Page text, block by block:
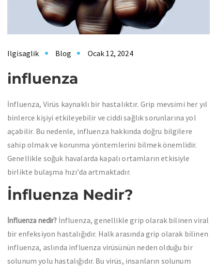
Ilgisaglik Blog Ocak 12, 2024
influenza
İnfluenza, Virüs kaynaklı bir hastalıktır. Grip mevsimi her yıl
binlerce kişiyi etkileyebilir ve ciddi sağlık sorunlarına yol
açabilir. Bu nedenle, influenza hakkında doğru bilgilere
sahip olmak ve korunma yöntemlerini bilmek önemlidir.
Genellikle soğuk havalarda kapalı ortamların etkisiyle
birlikte bulaşma hızı’da artmaktadır.
İnfluenza Nedir?
İnfluenza nedir? İnfluenza, genellikle grip olarak bilinen viral
bir enfeksiyon hastalığıdır. Halk arasında grip olarak bilinen
influenza, aslında influenza virüsünün neden olduğu bir
solunum yolu hastalığıdır. Bu virüs, insanların solunum